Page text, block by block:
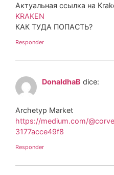
Актуальная ссылка на
KRAKEN
КАК ТУДА ПОПАСТЬ?
Responder
DonaldhaB dice:
Archetyp Market
https://medium.com/
3177acce49f8
Responder